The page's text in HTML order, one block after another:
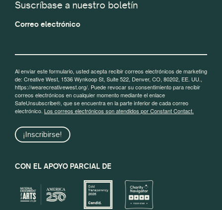
Suscríbase a nuestro boletín
Correo electrónico
Al enviar este formulario, usted acepta recibir correos electrónicos de marketing
de: Creative West, 1536 Wynkoop St, Suite 522, Denver, CO, 80202, EE. UU.,
https://wearecreativewest.org/. Puede revocar su consentimiento para recibir
correos electrónicos en cualquier momento mediante el enlace
SafeUnsubscribe®, que se encuentra en la parte inferior de cada correo
electrónico. Los correos electrónicos son atendidos por Constant Contact.
¡Inscribirse!
CON EL APOYO PARCIAL DE